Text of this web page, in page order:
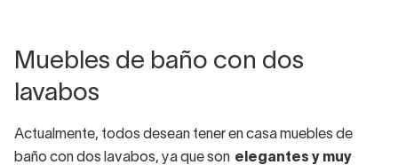
Muebles de baño con dos
lavabos
Actualmente, todos desean tener en casa muebles de
baño con dos lavabos, ya que son elegantes y muy